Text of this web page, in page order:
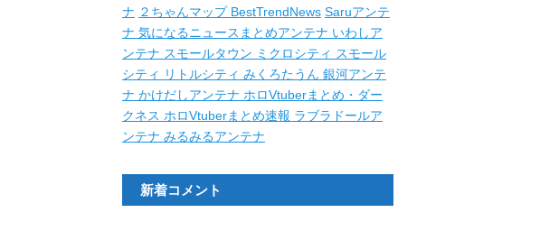
ナ ２ちゃんマップ BestTrendNews Saruアンテ
ナ 気になるニュースまとめアンテナ いわしア
ンテナ スモールタウン ミクロシティ スモール
シティ
リトルシティ みくろたうん 銀河アンテ
ナ かけだしアンテナ ホロVtuberまとめ・ダー
クネス ホロVtuberまとめ速報 ラブラドールア
ンテナ みるみるアンテナ
新着コメント